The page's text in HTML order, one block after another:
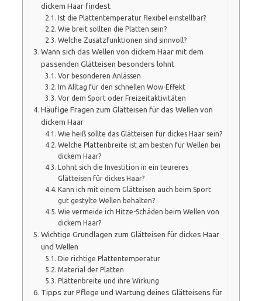
dickem Haar findest
Ist die Plattentemperatur flexibel einstellbar?
Wie breit sollten die Platten sein?
Welche Zusatzfunktionen sind sinnvoll?
Wann sich das Wellen von dickem Haar mit dem
passenden Glätteisen besonders lohnt
Vor besonderen Anlässen
Im Alltag für den schnellen Wow-Effekt
Vor dem Sport oder Freizeitaktivitäten
Häufige Fragen zum Glätteisen für das Wellen von
dickem Haar
Wie heiß sollte das Glätteisen für dickes Haar sein?
Welche Plattenbreite ist am besten für Wellen bei
dickem Haar?
Lohnt sich die Investition in ein teureres
Glätteisen für dickes Haar?
Kann ich mit einem Glätteisen auch beim Sport
gut gestylte Wellen behalten?
Wie vermeide ich Hitze-Schäden beim Wellen von
dickem Haar?
Wichtige Grundlagen zum Glätteisen für dickes Haar
und Wellen
Die richtige Plattentemperatur
Material der Platten
Plattenbreite und ihre Wirkung
Tipps zur Pflege und Wartung deines Glätteisens für